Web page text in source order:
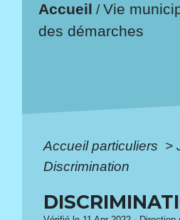
Accueil /Vie
des démarches
Accueil particuliers >
Discrimination